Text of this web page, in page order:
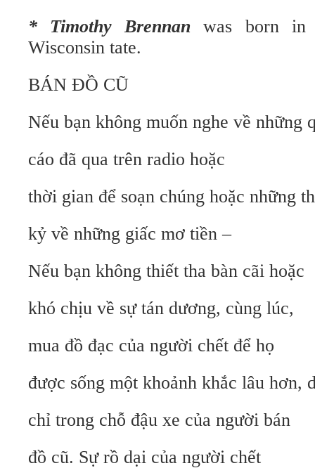
* Timothy Brennanwas born in
Wisconsin tate.
BÁN ĐỒ CŨ
Nếu bạn không muốn nghe về những
cáo đã qua trên radio hoặc
thời gian để soạn chúng hoặc những
kỷ về những giấc mơ tiền –
Nếu bạn không thiết tha bàn cãi hoặc
khó chịu về sự tán dương, cùng lúc,
mua đồ đạc của người chết để họ
được sống một khoảnh khắc lâu hơn,
chỉ trong chỗ đậu xe của người bán
đồ cũ. Sự rồ dại của người chết